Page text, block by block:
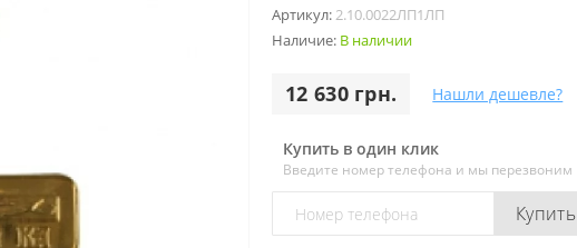
Артикул:2.10.0022ЛП1ЛП
Наличие: В наличии
12 630 грн. Нашли дешевле?
Купить в один клик
Введите номер телефона и мы перезвоним
Купить